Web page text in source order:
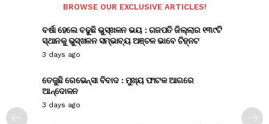
BROWSE OUR EXCLUSIVE ARTICLES!
ବର୍ଷା ହେଲେ ବଢୁଛି ଭୁସ୍ଖଳନ ଭୟ : ଗଜପତି ଜିଲ୍ଲାର ୧୩୯ଟି
ସ୍ଥାନକୁ ଭୁସ୍ଖଳନ ସମ୍ଭାବ୍ୟ ଅଞ୍ଚଳ ଭାବେ ଚିହ୍ନଟ
3 days ago
ତେଜୁଛି ରେଭେନ୍ସା ବିବାଦ : ମୁଖ୍ୟ ଫାଟକ ଆଗରେ
ଆନ୍ଦୋଳନ
3 days ago